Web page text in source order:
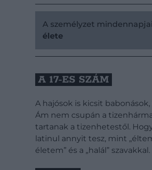
A személyzet
élete
A 17-ES SZÁM
A hajósok is kicsit
Ám nem csupán a
tartanak a tizenhetestől.
latinul annyit tesz, mint
életem” és a „halál” szavakkal.